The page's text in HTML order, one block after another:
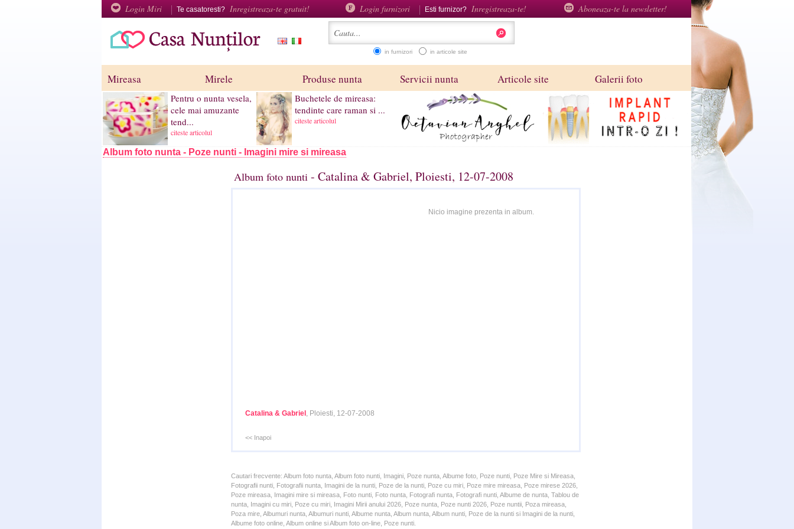
Login Miri Te casatoresti? Inregistreaza-te gratuit! Login furnizori Esti furnizor? Inregistreaza-te! Aboneaza-te la newsletter!
in furnizori in articole site
Mireasa Mirele Produse nunta Servicii nunta Articole site Galerii foto
Pentru o nunta vesela,
cele mai amuzante
tend...
citeste articolul
Buchetele de mireasa:
tendinte care raman si ...
citeste articolul
Album foto nunta - Poze nunti - Imagini mire si mireasa
Album foto nunti - Catalina & Gabriel, Ploiesti, 12-07-2008
Nicio imagine prezenta in album.
Catalina & Gabriel , Ploiesti, 12-07-2008
<< Inapoi
Cautari frecvente: Album foto nunta, Album foto nunti, Imagini, Poze nunta, Albume foto, Poze nunti, Poze Mire si Mireasa,
Fotografii nunti, Fotografii nunta, Imagini de la nunti, Poze de la nunti, Poze cu miri, Poze mire mireasa, Poze mirese 2026,
Poze mireasa, Imagini mire si mireasa, Foto nunti, Foto nunta, Fotografi nunta, Fotografi nunti, Albume de nunta, Tablou de
nunta, Imagini cu miri, Poze cu miri, Imagini Mirii anului 2026, Poze nunta, Poze nunti 2026, Poze nuntii, Poza mireasa,
Poza mire, Albumuri nunta, Albumuri nunti, Albume nunta, Album nunta, Album nunti, Poze de la nunti si Imagini de la nunti,
Albume foto online, Album online si Album foto on-line, Poze nunti.